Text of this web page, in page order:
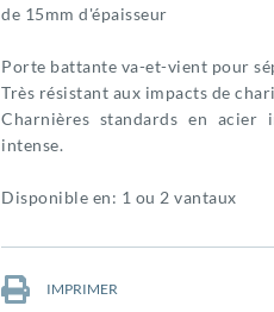
de 15mm d'épaisseur
Porte battante va-et-vient pour
Très résistant aux impacts de
Charnières standards en
intense.
Disponible en: 1 ou 2 vantaux
IMPRIMER